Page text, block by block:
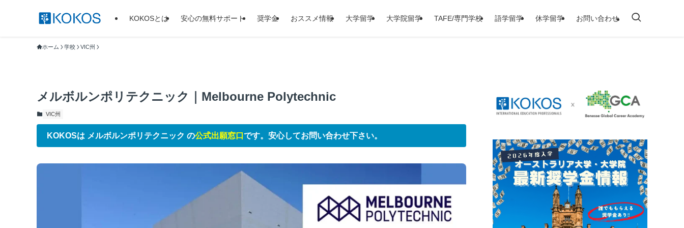
KOKOSとは 安心の無料サポート 奨学金 おススメ情報 大学留学 大学院留学 TAFE/専門学校 語学留学 休学留学 お問い合わせ
ホーム 学校 VIC州
メルボルンポリテクニック｜Melbourne Polytechnic
VIC州
KOKOSは メルボルンポリテクニック の公式出願窓口 です。安心してお問い合わせ下さい。